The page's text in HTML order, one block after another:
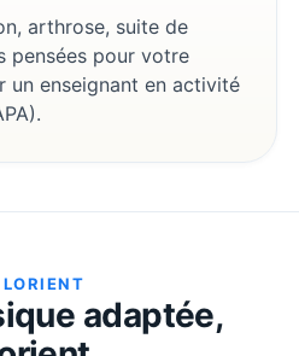
arthrose, suite de
pensées pour votre
un enseignant en activité
LORIENT
adaptée,